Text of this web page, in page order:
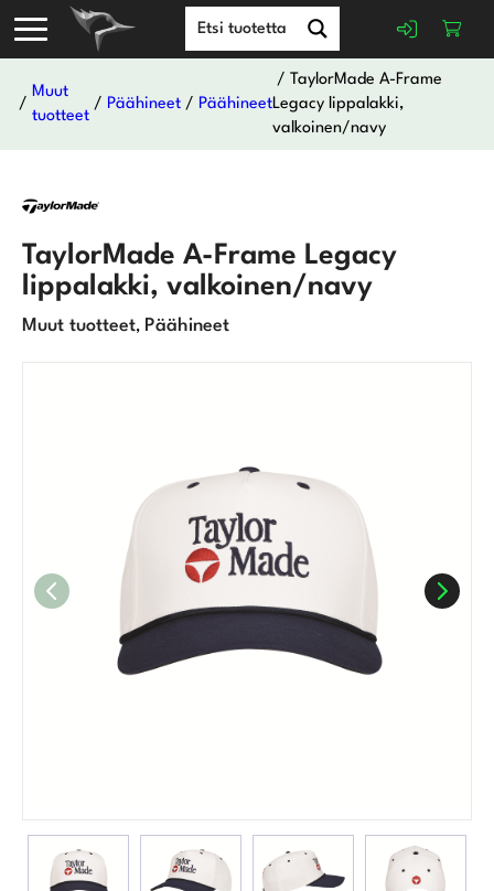
/
Muut
tuotteet
/ Päähineet / Päähineet
/ TaylorMade A-Frame
Legacy lippalakki,
valkoinen/navy
TaylorMade A-Frame Legacy
lippalakki, valkoinen/navy
Muut tuotteet, Päähineet